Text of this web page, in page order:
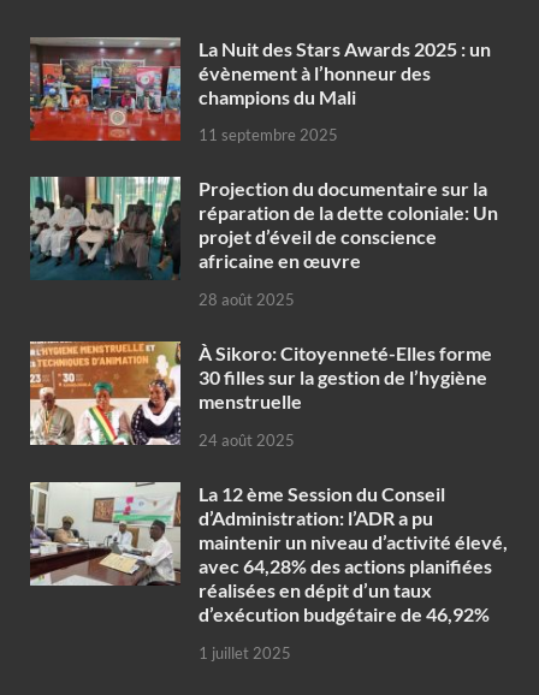
‎La Nuit des Stars Awards 2025 : un
évènement à l’honneur des
champions du Mali
11 septembre 2025
Projection du documentaire sur la
réparation de la dette coloniale: Un
projet d’éveil de conscience
africaine en œuvre‎
28 août 2025
À Sikoro: Citoyenneté-Elles forme
30 filles sur la gestion de l’hygiène
menstruelle
24 août 2025
La 12 ème Session du Conseil
d’Administration: l’ADR a pu
maintenir un niveau d’activité élevé,
avec 64,28% des actions planifiées
réalisées en dépit d’un taux
d’exécution budgétaire de 46,92%
1 juillet 2025